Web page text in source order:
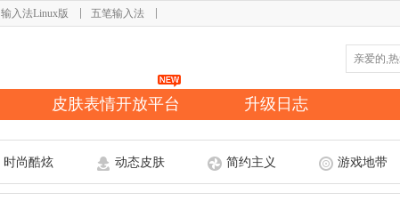
输入法Linux版 五笔输入法
皮肤表情开放平台 升级日志
时尚酷炫 动态皮肤 简约主义 游戏地带